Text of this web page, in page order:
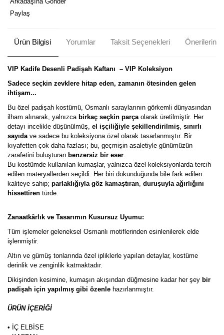
Paylaş
Ürün Bilgisi Yorumlar Taksit Seçenekleri Önerileriniz
VIP Kadife Desenli Padişah Kaftanı – VIP Koleksiyon
Sadece seçkin zevklere hitap eden, zamanın ötesinden gelen
ihtişam...
Bu özel padişah kostümü, Osmanlı saraylarının görkemli dünyasından
ilham alınarak, yalnızca birkaç seçkin parça olarak üretilmiştir. Her
detayı incelikle düşünülmüş, el işçiliğiyle şekillendirilmiş sınırlı
sayıda ve sadece bu koleksiyona özel olarak tasarlanmıştır. Bir
kıyafetten çok daha fazlası; bu, geçmişin asaletiyle günümüzün
zarafetini buluşturan benzersiz bir eser
Bu kostümde kullanılan kumaşlar, yalnızca özel koleksiyonlarda tercih
edilen materyallerden seçildi. Her biri dokunduğunda bile fark edilen
kaliteye sahip; parlaklığıyla göz kamaştıran duruşuyla ağırlığını
hissettiren türde.
Zanaatkârlık ve Tasarımın Kusursuz Uyumu:
Tüm işlemeler geleneksel Osmanlı motiflerinden esinlenilerek elde
işlenmiştir.
Altın ve gümüş tonlarında özel ipliklerle yapılan detaylar, kostüme
derinlik ve zenginlik katmaktadır.
Dikişinden kesimine, kumaşın akışından düğmesine kadar her şey bir
padişah için yapılmış gibi özenle hazırlanmıştır.
ÜRÜN İÇERİĞİ
• İÇ ELBİSE